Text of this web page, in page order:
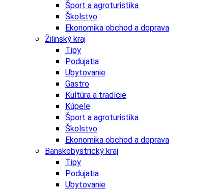
Šport a agroturistika
Školstvo
Ekonomika obchod a doprava
Žilinský kraj
Tipy
Podujatia
Ubytovanie
Gastro
Kultúra a tradície
Kúpele
Šport a agroturistika
Školstvo
Ekonomika obchod a doprava
Banskobystrický kraj
Tipy
Podujatia
Ubytovanie